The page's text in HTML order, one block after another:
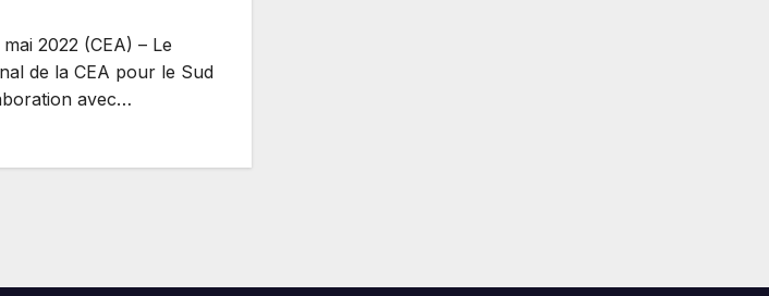
2022 (CEA) – Le
de la CEA pour le Sud
avec…